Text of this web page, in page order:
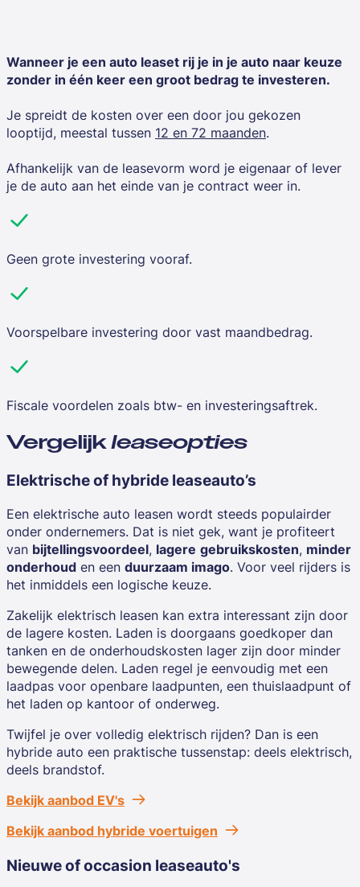
Wanneer je een auto leaset rij je in je auto naar keuze
zonder in één keer een groot bedrag te investeren.
Je spreidt de kosten over een door jou gekozen
looptijd, meestal tussen 12 en 72 maanden.
Afhankelijk van de leasevorm word je eigenaar of lever
je de auto aan het einde van je contract weer in.
Geen grote investering vooraf.
Voorspelbare investering door vast maandbedrag.
Fiscale voordelen zoals btw- en investeringsaftrek.
Vergelijkleaseopties
Elektrische of hybride leaseauto’s
Een elektrische auto leasen wordt steeds populairder
onder ondernemers. Dat is niet gek, want je profiteert
van bijtellingsvoordeel, lagere gebruikskosten, minder
onderhoud en een duurzaam imago. Voor veel rijders is
het inmiddels een logische keuze.
Zakelijk elektrisch leasen kan extra interessant zijn door
de lagere kosten. Laden is doorgaans goedkoper dan
tanken en de onderhoudskosten lager zijn door minder
bewegende delen. Laden regel je eenvoudig met een
laadpas voor openbare laadpunten, een thuislaadpunt of
het laden op kantoor of onderweg.
Twijfel je over volledig elektrisch rijden? Dan is een
hybride auto een praktische tussenstap: deels elektrisch,
deels brandstof.
Bekijk aanbod EV's
Bekijk aanbod hybride voertuigen
Nieuwe of occasion leaseauto's